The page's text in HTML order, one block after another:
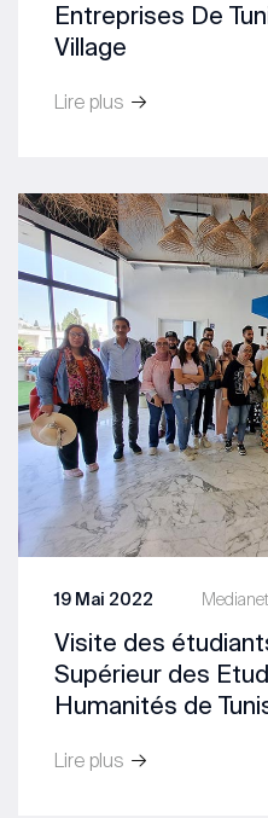
Entreprises De
Village
Lire plus
19 Mai 2022
Visite des
Supérieur des
Humanités de
Lire plus